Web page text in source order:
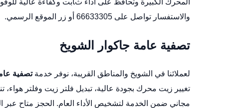
المحرك الكبيرة وتحافظ على أداء ثابت وكفاءة عالية
والاستفسار تواصل على 66633305 أو زر
الموقع الرسمي.
تصفية عامة جاكوار الشويخ
لعملائنا في الشويخ والمناطق القريبة، نوفر خدمةتصفية
تغيير زيت محرك بجودة عالية، تبديل فلتر زيت وفلتر
مجاني ضمن الخدمة لتشخيص الأداء العام. الحجز متاح عبر الرقم 66633305 أو عبر زيارة الورشة مباشرة